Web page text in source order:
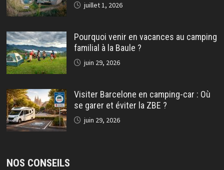
juillet 1, 2026
Pourquoi venir en vacances au camping
familial à la Baule ?
juin 29, 2026
Visiter Barcelone en camping-car : Où
se garer et éviter la ZBE ?
juin 29, 2026
NOS CONSEILS